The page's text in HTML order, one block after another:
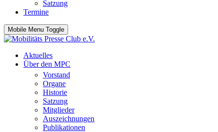
Satzung
Termine
Mobile Menu Toggle
Aktuelles
Über den MPC
Vorstand
Organe
Historie
Satzung
Mitglieder
Auszeichnungen
Publikationen